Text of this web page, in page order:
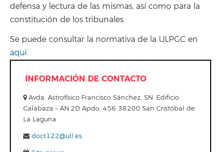
defensa y lectura de las mismas, así como para la
constitución de los tribunales.
Se puede consultar la normativa de la ULPGC en
aquí.
INFORMACIÓN DE CONTACTO
Avda. Astrofísico Francisco Sánchez, SN. Edificio
Calabaza – AN.2D Apdo. 456 38200 San Cristóbal de
La Laguna
doct122@ull.es